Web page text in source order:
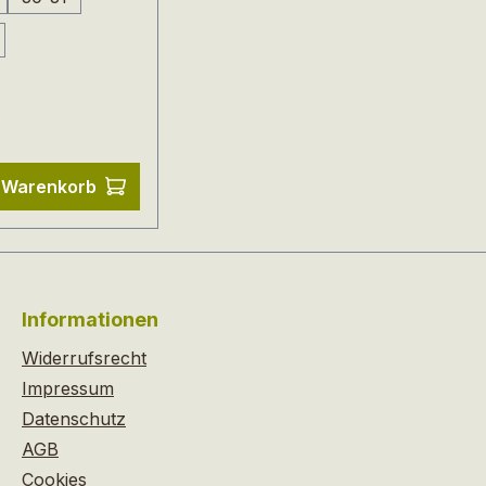
Preis:
Informationen
Widerrufsrecht
Impressum
Datenschutz
AGB
Cookies